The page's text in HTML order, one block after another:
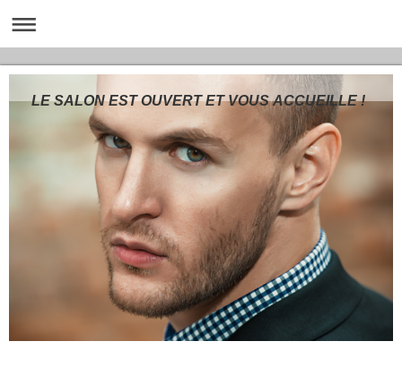
LE SALON EST OUVERT ET VOUS ACCUEILLE !